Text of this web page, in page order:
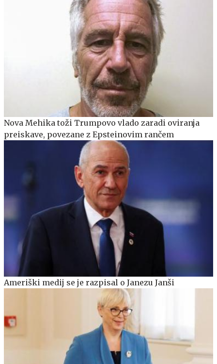
Nova Mehika toži Trumpovo vlado zaradi oviranja
preiskave, povezane z Epsteinovim rančem
Ameriški medij se je razpisal o Janezu Janši